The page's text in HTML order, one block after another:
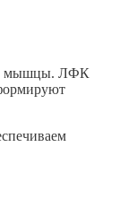
мышцы. ЛФК